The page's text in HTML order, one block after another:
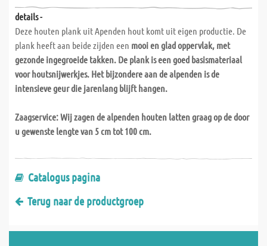
details -
Deze houten plank uit Apenden hout komt uit eigen productie. De
plank heeft aan beide zijden een mooi en glad oppervlak, met
gezonde ingegroeide takken. De plank is een goed basismateriaal
voor houtsnijwerkjes. Het bijzondere aan de alpenden is de
intensieve geurdie jarenlang blijft hangen.
Zaagservice:Wij zagen de alpenden houten latten graag op de door
u gewenste lengtevan 5 cm tot 100 cm.
Catalogus pagina
Terug naar de productgroep